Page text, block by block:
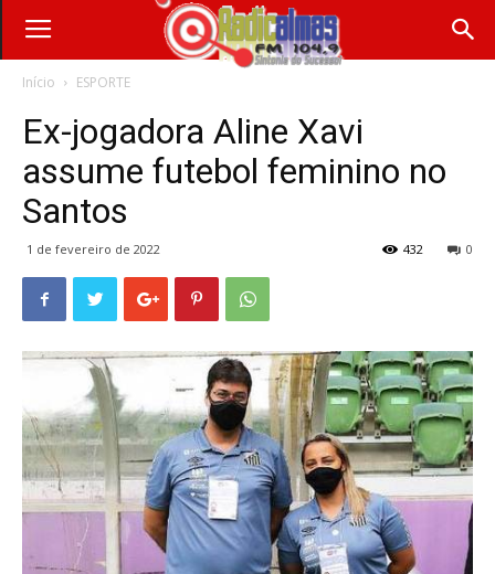
Início ESPORTE
Ex-jogadora Aline Xavi
assume futebol feminino no
Santos
1 de fevereiro de 2022 0
432